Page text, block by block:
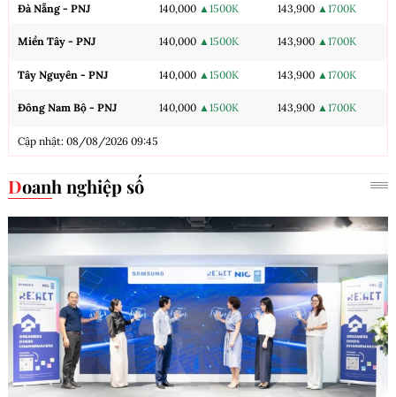
Đà Nẵng - PNJ 140,000 ▲1500K 143,900 ▲1700K
Miền Tây - PNJ 140,000 ▲1500K 143,900 ▲1700K
Tây Nguyên - PNJ 140,000 ▲1500K 143,900 ▲1700K
Đông Nam Bộ - PNJ 140,000 ▲1500K 143,900 ▲1700K
Cập nhật: 08/08/2026 09:45
Doanh nghiệp số